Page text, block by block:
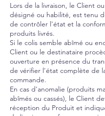
Lors de la livraison, le Client
désigné ou habilité, est tenu
de contrôler l'état et la
produits livrés.
Si le colis semble abîmé ou
Client ou le destinataire
ouverture en présence du
de vérifier l'état complète de
commande.
En cas d'anomalie (produits
abîmés ou cassés), le Client
réception du Produit et